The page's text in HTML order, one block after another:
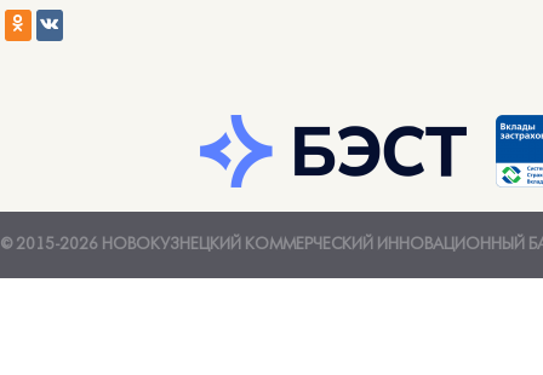
© 2015-2026 НОВОКУЗНЕЦКИЙ КОММЕРЧЕСКИЙ ИННОВАЦИОННЫЙ